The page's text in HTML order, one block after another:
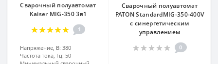
Сварочный полуавтомат
Kaiser MIG-350 3в1
1
Напряжение, В: 380
Частота тока, Гц: 50
Сварочный полуавтомат
PATON StandardMIG-350-400V
с синергетическим
управлением
0